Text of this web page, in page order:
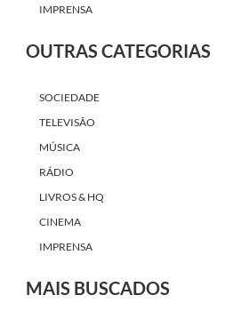
IMPRENSA
OUTRAS CATEGORIAS
SOCIEDADE
TELEVISÃO
MÚSICA
RÁDIO
LIVROS & HQ
CINEMA
IMPRENSA
MAIS BUSCADOS